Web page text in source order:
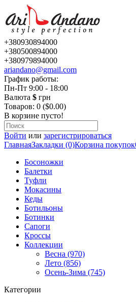
+380930894000
+380500894000
+380979894000
ariandano@gmail.com
График работы:
Пн-Пт 9:00 - 18:00
Валюта $ грн
Товаров: 0 ($0.00)
В корзине пусто!
Войти или зарегистрироваться
ГлавнаяЗакладки (0)Корзина покупок
Босоножки
Балетки
Туфли
Мокасины
Кеды
Ботильоны
Ботинки
Сапоги
Кроссы
Коллекции
Весна (970)
Лето (856)
Осень-Зима (745)
Категории